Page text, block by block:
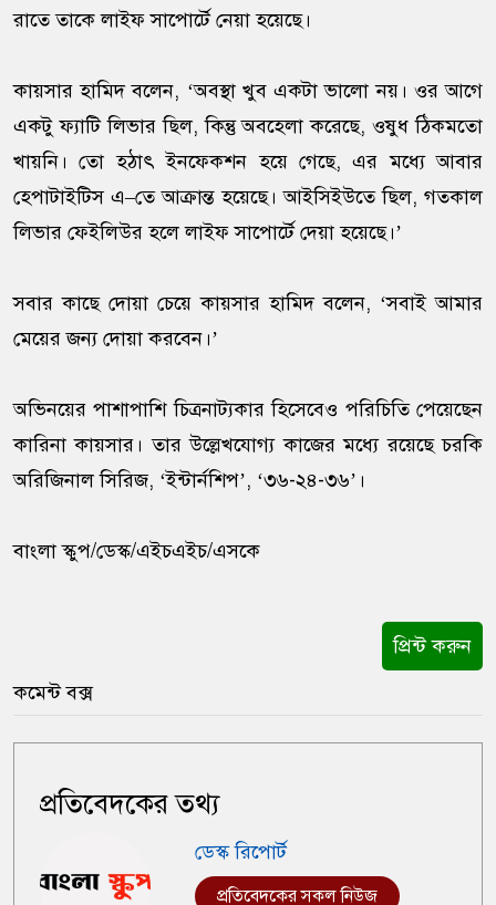
রাতে তাকে লাইফ সাপোর্টে নেয়া হয়েছে।
কায়সার হামিদ বলেন, ‘অবস্থা খুব একটা ভালো নয়। ওর আগে
একটু ফ্যাটি লিভার ছিল, কিন্তু অবহেলা করেছে, ওষুধ ঠিকমতো
খায়নি। তো হঠাৎ ইনফেকশন হয়ে গেছে, এর মধ্যে আবার
হেপাটাইটিস এ–তে আক্রান্ত হয়েছে। আইসিইউতে ছিল, গতকাল
লিভার ফেইলিউর হলে লাইফ সাপোর্টে দেয়া হয়েছে।’
সবার কাছে দোয়া চেয়ে কায়সার হামিদ বলেন, ‘সবাই আমার
মেয়ের জন্য দোয়া করবেন।’
অভিনয়ের পাশাপাশি চিত্রনাট্যকার হিসেবেও পরিচিতি পেয়েছেন
কারিনা কায়সার। তার উল্লেখযোগ্য কাজের মধ্যে রয়েছে চরকি
অরিজিনাল সিরিজ, ‘ইন্টার্নশিপ’, ‘৩৬-২৪-৩৬’।
বাংলা স্কুপ/ডেস্ক/এইচএইচ/এসকে
প্রিন্ট করুন
কমেন্ট বক্স
প্রতিবেদকের তথ্য
ডেস্ক রিপোর্ট
প্রতিবেদকের সকল নিউজ